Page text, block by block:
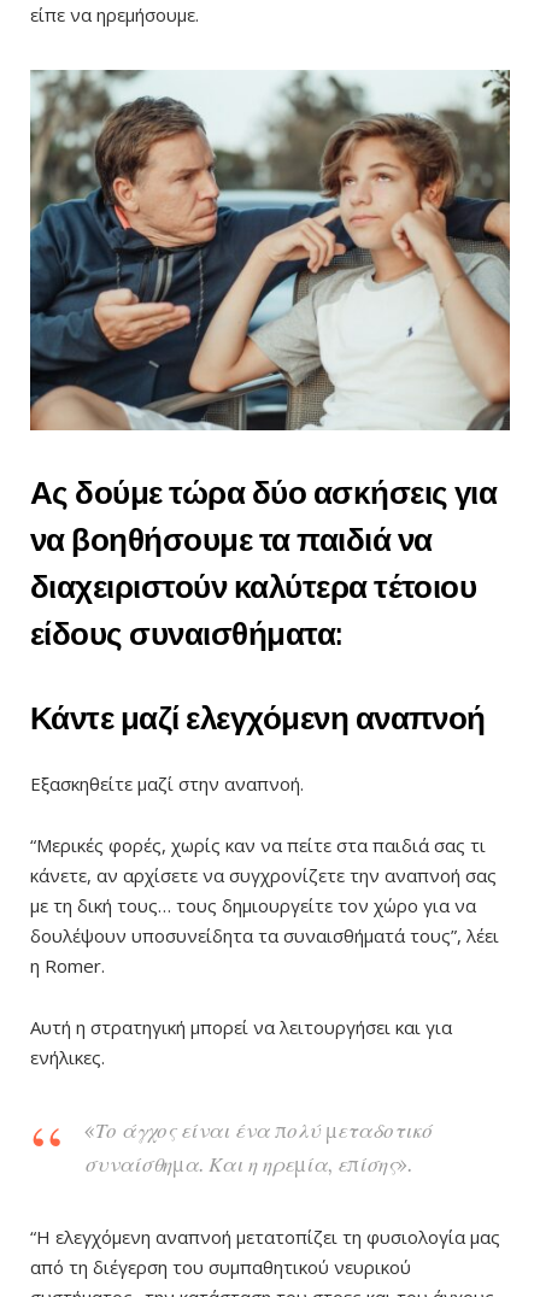
είπε να ηρεμήσουμε.
Ας δούμε τώρα δύο ασκήσεις για
να βοηθήσουμε τα παιδιά να
διαχειριστούν καλύτερα τέτοιου
είδους συναισθήματα:
Κάντε μαζί ελεγχόμενη αναπνοή
Εξασκηθείτε μαζί στην αναπνοή.
“Μερικές φορές, χωρίς καν να πείτε στα παιδιά σας τι
κάνετε, αν αρχίσετε να συγχρονίζετε την αναπνοή σας
με τη δική τους… τους δημιουργείτε τον χώρο για να
δουλέψουν υποσυνείδητα τα συναισθήματά τους”, λέει
η Romer.
Αυτή η στρατηγική μπορεί να λειτουργήσει και για
ενήλικες.
«Το άγχος είναι ένα πολύ μεταδοτικό
συναίσθημα. Και η ηρεμία, επίσης».
“Η ελεγχόμενη αναπνοή μετατοπίζει τη φυσιολογία μας
από τη διέγερση του συμπαθητικού νευρικού